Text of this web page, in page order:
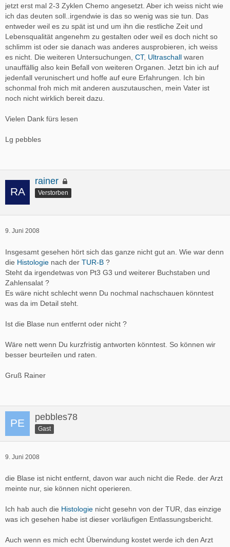
jetzt erst mal 2-3 Zyklen Chemo angesetzt. Aber ich weiss nicht wie
ich das deuten soll..irgendwie is das so wenig was sie tun. Das
entweder weil es zu spät ist und um ihn die restliche Zeit und
Lebensqualität angenehm zu gestalten oder weil es doch nicht so
schlimm ist oder sie danach was anderes ausprobieren, ich weiss
es nicht. Die weiteren Untersuchungen, CT, Ultraschall waren
unauffällig also kein Befall von weiteren Organen. Jetzt bin ich auf
jedenfall verunischert und hoffe auf eure Erfahrungen. Ich bin
schonmal froh mich mit anderen auszutauschen, mein Vater ist
noch nicht wirklich bereit dazu.
Vielen Dank fürs lesen
Lg pebbles
rainer
Verstorben
9. Juni 2008
Insgesamt gesehen hört sich das ganze nicht gut an. Wie war denn
die Histologie nach der TUR-B ?
Steht da irgendetwas von Pt3 G3 und weiterer Buchstaben und
Zahlensalat ?
Es wäre nicht schlecht wenn Du nochmal nachschauen könntest
was da im Detail steht.
Ist die Blase nun entfernt oder nicht ?
Wäre nett wenn Du kurzfristig antworten könntest. So können wir
besser beurteilen und raten.
Gruß Rainer
pebbles78
Gast
9. Juni 2008
die Blase ist nicht entfernt, davon war auch nicht die Rede. der Arzt
meinte nur, sie können nicht operieren.
Ich hab auch die Histologie nicht gesehn von der TUR, das einzige
was ich gesehen habe ist dieser vorläufigen Entlassungsbericht.
Auch wenn es mich echt Überwindung kostet werde ich den Arzt